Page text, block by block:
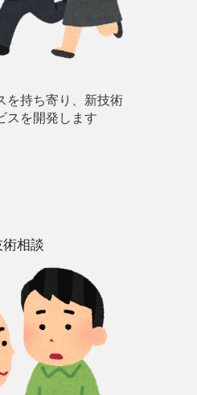
を持ち寄り、新技術
スを開発します
術相談